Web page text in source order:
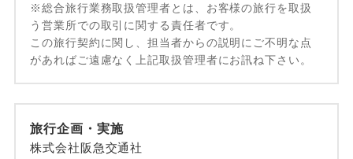
※総合旅行業務取扱管理者とは、お客様の旅行を取扱
う営業所での取引に関する責任者です。
この旅行契約に関し、担当者からの説明にご不明な点
があればご遠慮なく上記取扱管理者にお訊ね下さい。
旅行企画・実施
株式会社阪急交通社